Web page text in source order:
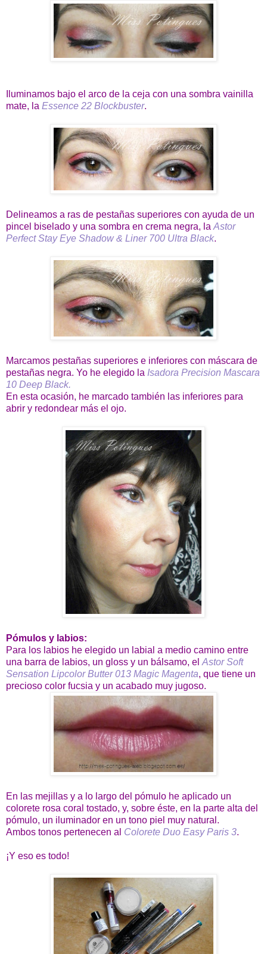
Iluminamos bajo el arco de la ceja con una sombra vainilla
mate, la Essence 22 Blockbuster.
Delineamos a ras de pestañas superiores con ayuda de un
pincel biselado y una sombra en crema negra, la Astor
Perfect Stay Eye Shadow & Liner 700 Ultra Black.
Marcamos pestañas superiores e inferiores con máscara de
pestañas negra. Yo he elegido la Isadora Precision Mascara
10 Deep Black.
En esta ocasión, he marcado también las inferiores para
abrir y redondear más el ojo.
Pómulos y labios:
Para los labios he elegido un labial a medio camino entre
una barra de labios, un gloss y un bálsamo, el Astor Soft
Sensation Lipcolor Butter 013 Magic Magenta, que tiene un
precioso color fucsia y un acabado muy jugoso.
En las mejillas y a lo largo del pómulo he aplicado un
colorete rosa coral tostado, y, sobre éste, en la parte alta del
pómulo, un iluminador en un tono piel muy natural.
Ambos tonos pertenecen al Colorete Duo Easy Paris 3.
¡Y eso es todo!